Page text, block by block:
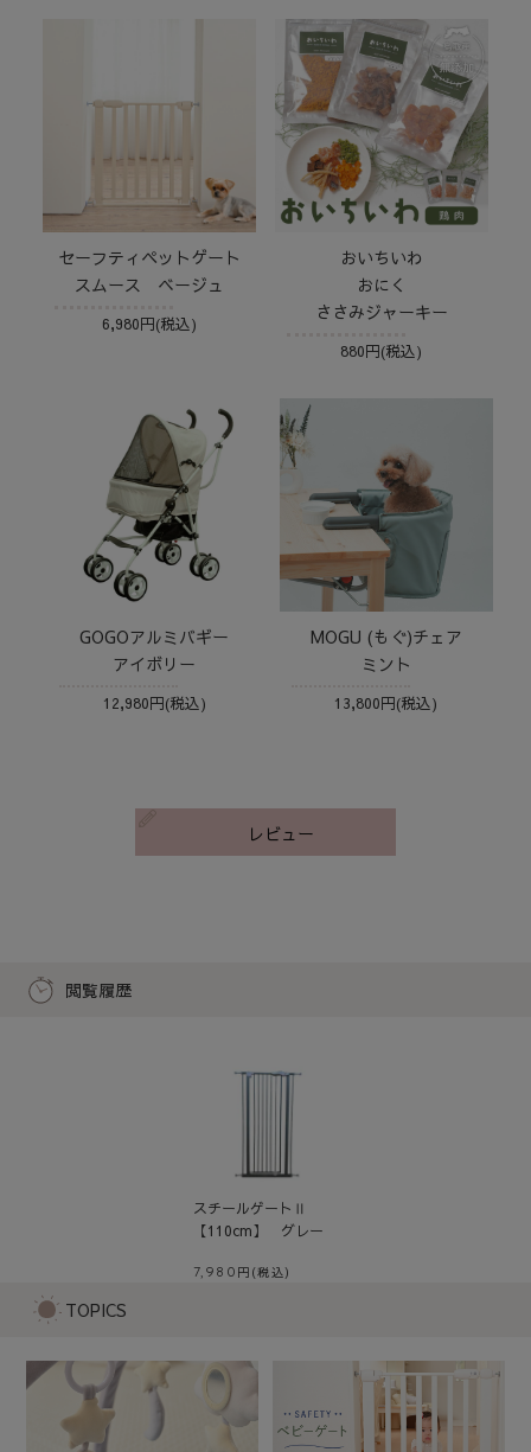
セーフティペットゲート
スムース ベージュ
6,980円(税込)
おいちいわ
おにく
ささみジャーキー
880円(税込)
GOGOアルミバギー
アイボリー
12,980円(税込)
MOGU (もぐ)チェア
ミント
13,800円(税込)
レビュー
閲覧履歴
スチールゲートⅡ
【110cm】 グレー
7,980
TOPICS